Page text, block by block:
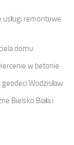
remontowe
domu
w betonie
Wodzisław
Bielsko Biała i